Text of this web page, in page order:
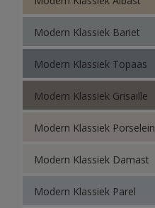
Modern Klassiek Bariet
Modern Klassiek Topaas
Modern Klassiek Grisaille
Modern Klassiek Porselein
Modern Klassiek Damast
Modern Klassiek Parel